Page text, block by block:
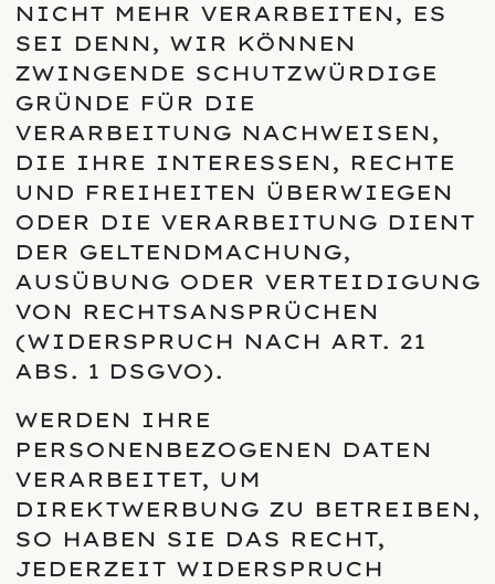
NICHT MEHR VERARBEITEN, ES
SEI DENN, WIR KÖNNEN
ZWINGENDE SCHUTZWÜRDIGE
GRÜNDE FÜR DIE
VERARBEITUNG NACHWEISEN,
DIE IHRE INTERESSEN, RECHTE
UND FREIHEITEN ÜBERWIEGEN
ODER DIE VERARBEITUNG DIENT
DER GELTENDMACHUNG,
AUSÜBUNG ODER VERTEIDIGUNG
VON RECHTSANSPRÜCHEN
(WIDERSPRUCH NACH ART. 21
ABS. 1 DSGVO).
WERDEN IHRE
PERSONENBEZOGENEN DATEN
VERARBEITET, UM
DIREKTWERBUNG ZU BETREIBEN,
SO HABEN SIE DAS RECHT,
JEDERZEIT WIDERSPRUCH